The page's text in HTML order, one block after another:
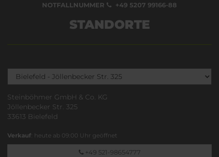
NOTFALLNUMMER +49 5207 99166-88
STANDORTE
Steinböhmer GmbH & Co. KG
Jöllenbecker Str. 325
33613 Bielefeld
Verkauf: heute ab 09:00 Uhr geöffnet
+49 521-98654777